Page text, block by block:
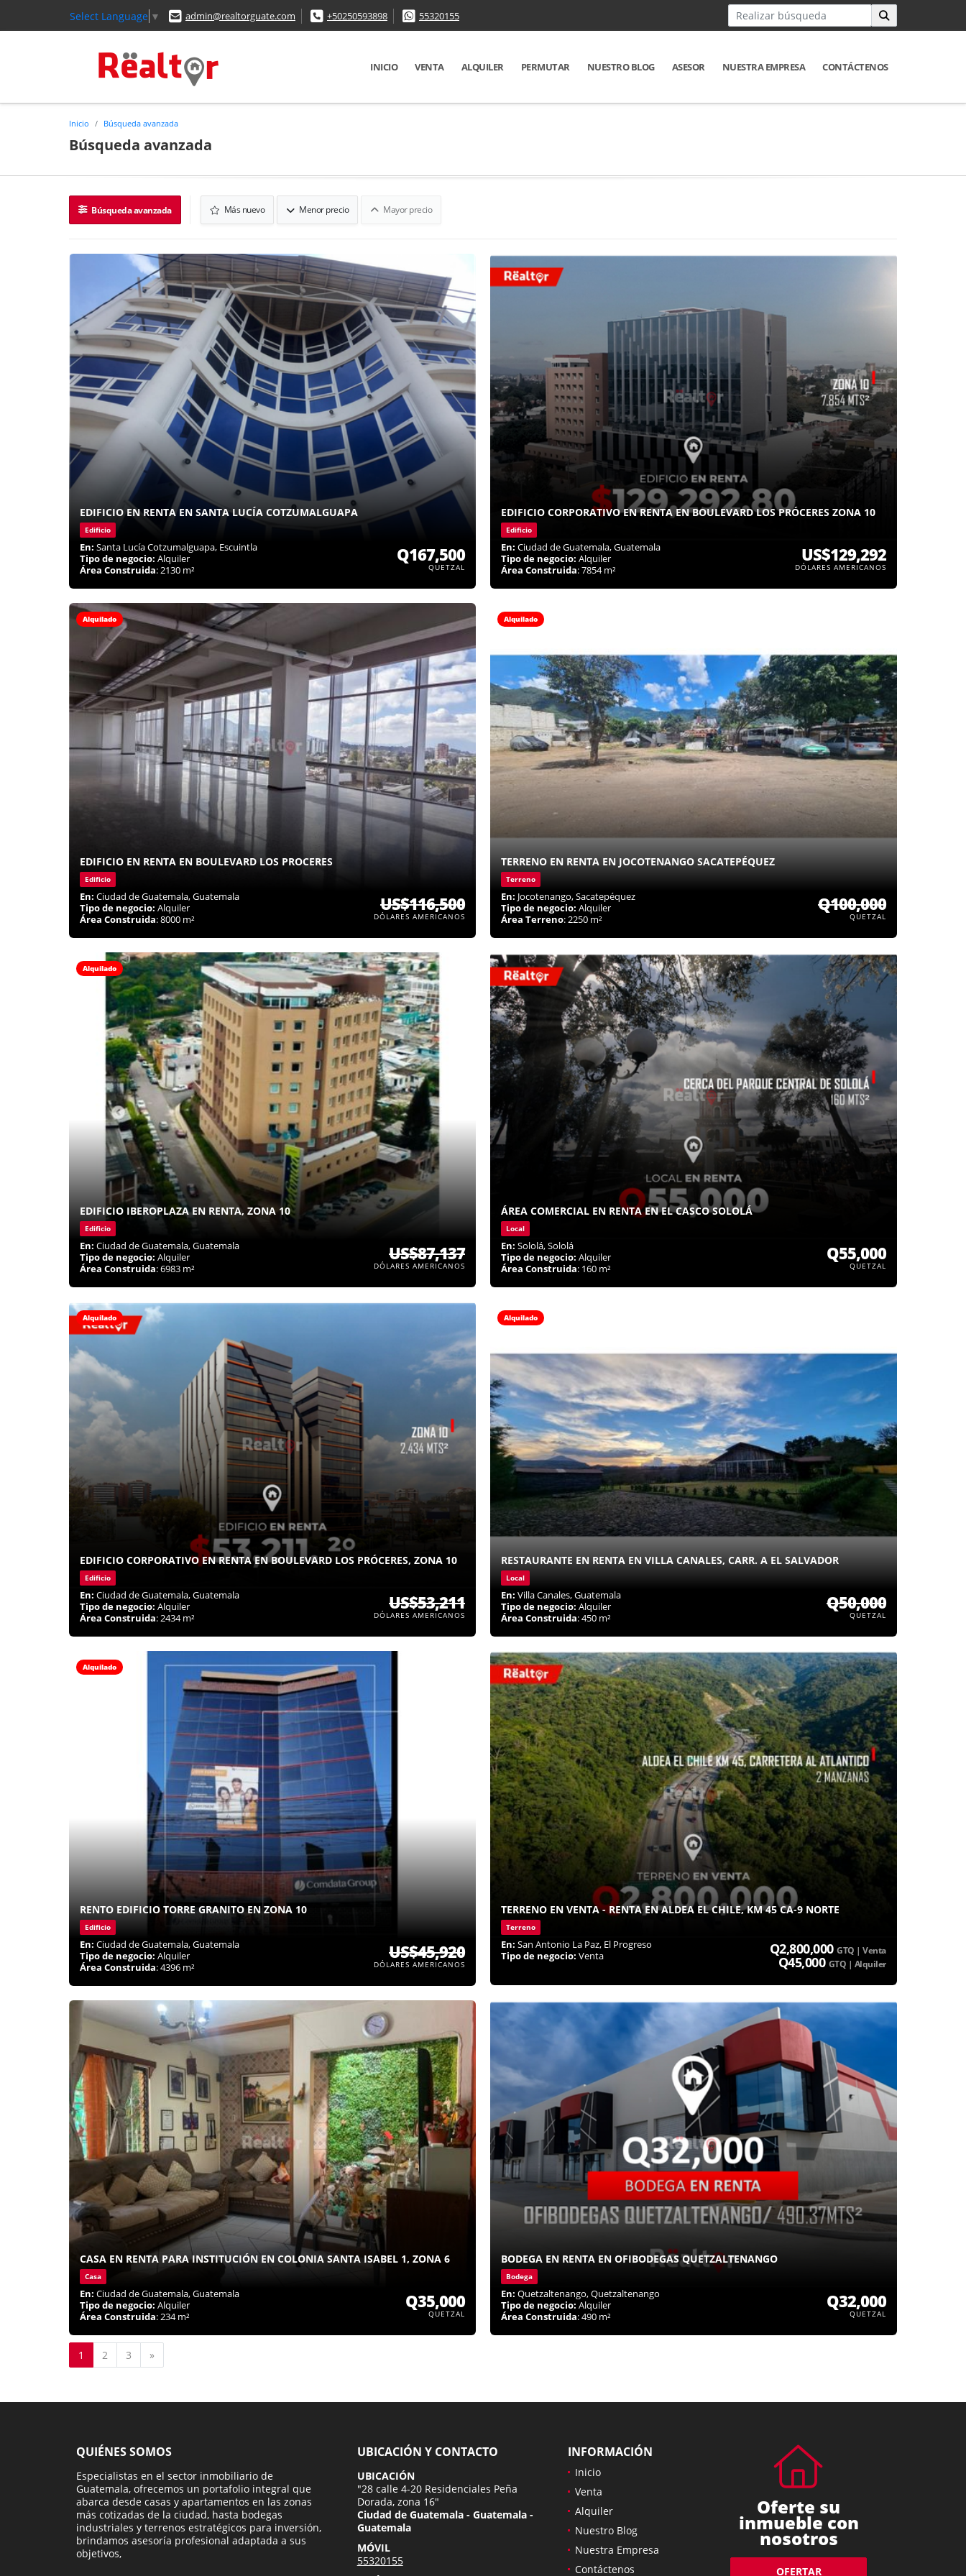
Select Language ▼ admin@realtorguate.com +50250593898 55320155
INICIO VENTA ALQUILER PERMUTAR NUESTRO BLOG ASESOR NUESTRA EMPRESA CONTÁCTENOS
Inicio Búsqueda avanzada
Búsqueda avanzada
Búsqueda avanzada Más nuevo Menor precio Mayor precio
EDIFICIO EN RENTA EN SANTA LUCÍA COTZUMALGUAPA
Edificio
En: Santa Lucía Cotzumalguapa, Escuintla
Tipo de negocio: Alquiler
Área Construida: 2130 m²
Q167,500
QUETZAL
EDIFICIO CORPORATIVO EN RENTA EN BOULEVARD LOS PRÓCERES ZONA 10
Edificio
En: Ciudad de Guatemala, Guatemala
Tipo de negocio: Alquiler
Área Construida: 7854 m²
US$129,292
DÓLARES AMERICANOS
Alquilado
EDIFICIO EN RENTA EN BOULEVARD LOS PROCERES
Edificio
En: Ciudad de Guatemala, Guatemala
Tipo de negocio: Alquiler
Área Construida: 8000 m²
US$116,500
DÓLARES AMERICANOS
Alquilado
TERRENO EN RENTA EN JOCOTENANGO SACATEPÉQUEZ
Terreno
En: Jocotenango, Sacatepéquez
Tipo de negocio: Alquiler
Área Terreno: 2250 m²
Q100,000
QUETZAL
Alquilado
EDIFICIO IBEROPLAZA EN RENTA, ZONA 10
Edificio
En: Ciudad de Guatemala, Guatemala
Tipo de negocio: Alquiler
Área Construida: 6983 m²
US$87,137
DÓLARES AMERICANOS
ÁREA COMERCIAL EN RENTA EN EL CASCO SOLOLÁ
Local
En: Sololá, Sololá
Tipo de negocio: Alquiler
Área Construida: 160 m²
Q55,000
QUETZAL
Alquilado
EDIFICIO CORPORATIVO EN RENTA EN BOULEVARD LOS PRÓCERES, ZONA 10
Edificio
En: Ciudad de Guatemala, Guatemala
Tipo de negocio: Alquiler
Área Construida: 2434 m²
US$53,211
DÓLARES AMERICANOS
Alquilado
RESTAURANTE EN RENTA EN VILLA CANALES, CARR. A EL SALVADOR
Local
En: Villa Canales, Guatemala
Tipo de negocio: Alquiler
Área Construida: 450 m²
Q50,000
QUETZAL
Alquilado
RENTO EDIFICIO TORRE GRANITO EN ZONA 10
Edificio
En: Ciudad de Guatemala, Guatemala
Tipo de negocio: Alquiler
Área Construida: 4396 m²
US$45,920
DÓLARES AMERICANOS
TERRENO EN VENTA - RENTA EN ALDEA EL CHILE, KM 45 CA-9 NORTE
Terreno
En: San Antonio La Paz, El Progreso
Tipo de negocio: Venta Q2,800,000GTQ | Venta
Q45,000 GTQ | Alquiler
CASA EN RENTA PARA INSTITUCIÓN EN COLONIA SANTA ISABEL 1, ZONA 6
Casa
En: Ciudad de Guatemala, Guatemala
Tipo de negocio: Alquiler
Área Construida: 234 m²
Q35,000
QUETZAL
BODEGA EN RENTA EN OFIBODEGAS QUETZALTENANGO
Bodega
En: Quetzaltenango, Quetzaltenango
Tipo de negocio: Alquiler
Área Construida: 490 m²
Q32,000
QUETZAL
1 2 3 »
QUIÉNES SOMOS
Especialistas en el sector inmobiliario de
Guatemala, ofrecemos un portafolio integral que
abarca desde casas y apartamentos en las zonas
más cotizadas de la ciudad, hasta bodegas
industriales y terrenos estratégicos para inversión,
brindamos asesoría profesional adaptada a sus
objetivos,
UBICACIÓN Y CONTACTO
UBICACIÓN
"28 calle 4-20 Residenciales Peña
Dorada, zona 16"
Ciudad de Guatemala - Guatemala -
Guatemala
MÓVIL
55320155
INFORMACIÓN
Inicio
Venta
Alquiler
Nuestro Blog
Nuestra Empresa
Contáctenos
Oferte su
inmueble con
nosotros
OFERTAR